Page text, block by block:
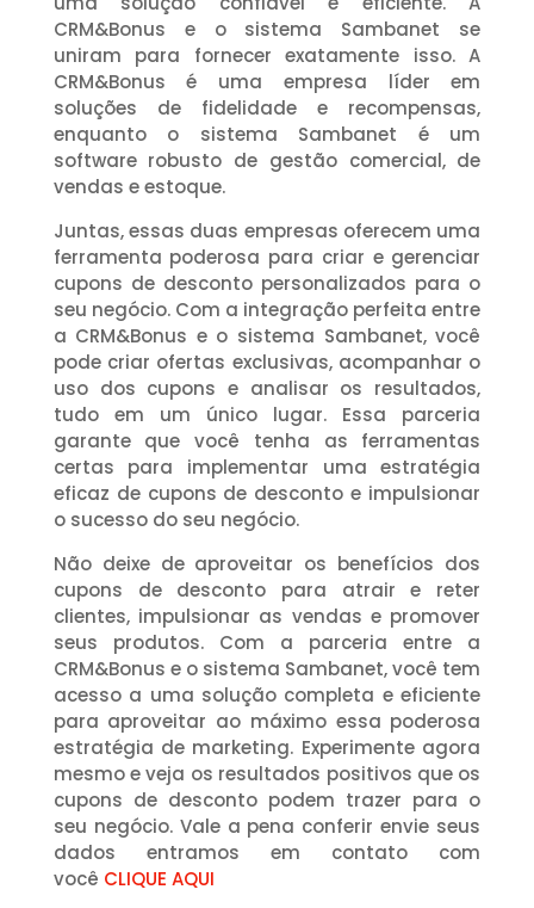
CRM&Bonus e o sistema Sambanet se
uniram para fornecer exatamente isso. A
CRM&Bonus é uma empresa líder em
soluções de fidelidade e recompensas,
enquanto o sistema Sambanet é um
software robusto de gestão comercial, de
vendas e estoque.
Juntas, essas duas empresas oferecem uma
ferramenta poderosa para criar e gerenciar
cupons de desconto personalizados para o
seu negócio. Com a integração perfeita entre
a CRM&Bonus e o sistema Sambanet, você
pode criar ofertas exclusivas, acompanhar o
uso dos cupons e analisar os resultados,
tudo em um único lugar. Essa parceria
garante que você tenha as ferramentas
certas para implementar uma estratégia
eficaz de cupons de desconto e impulsionar
o sucesso do seu negócio.
Não deixe de aproveitar os benefícios dos
cupons de desconto para atrair e reter
clientes, impulsionar as vendas e promover
seus produtos. Com a parceria entre a
CRM&Bonus e o sistema Sambanet, você tem
acesso a uma solução completa e eficiente
para aproveitar ao máximo essa poderosa
estratégia de marketing. Experimente agora
mesmo e veja os resultados positivos que os
cupons de desconto podem trazer para o
seu negócio. Vale a pena conferir envie seus
dados entramos em contato com
você CLIQUE AQUI